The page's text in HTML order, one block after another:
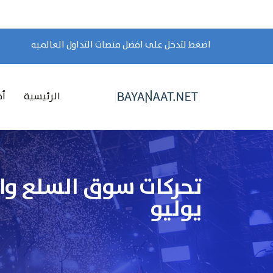
اضغط لتدخل على افضل منصات التداول العالميه
الرئيسية
يوليو